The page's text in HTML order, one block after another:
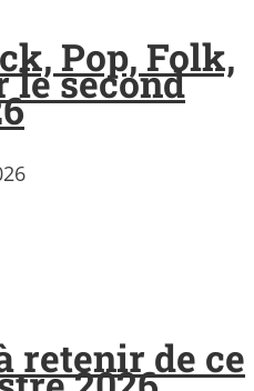
Pop, Folk,
le second
retenir de ce